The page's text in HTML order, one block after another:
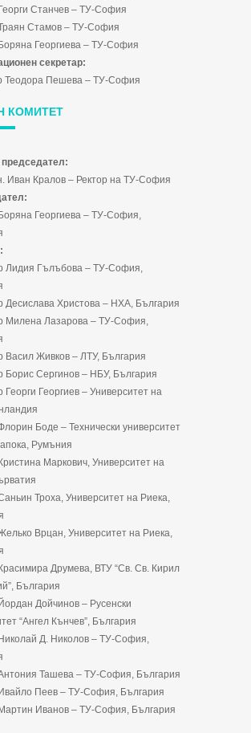
Станчев – ТУ-София
Стамов – ТУ-София
Георгиева – ТУ-София
секретар:
Теодора Пешева – ТУ-София
КОМИТЕТ
председател:
Иван Кралов – Ректор на ТУ-София
Георгиева – ТУ-София,
Лидия Гълъбова – ТУ-София,
Десислава Христова – НХА, България
Милена Лазарова – ТУ-София,
Васил Живков – ЛТУ, България
Борис Сергинов – НБУ, България
Георгиев – Университет на
Боде – Технически университет
Румъния
Маркович, Университет на
Троха, Университет на Риека,
Врцан, Университет на Риека,
Друмева, ВТУ “Св. Св. Кирил
България
Дойчинов – Русенски
“Ангел Кънчев”, България
Д. Николов – ТУ-София,
Ташева – ТУ-София, България
Пеев – ТУ-София, България
Иванов – ТУ-София, България